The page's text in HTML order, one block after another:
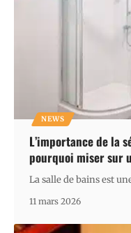
NEWS
L’importance de la
pourquoi miser sur
La salle de bains est
11 mars 2026